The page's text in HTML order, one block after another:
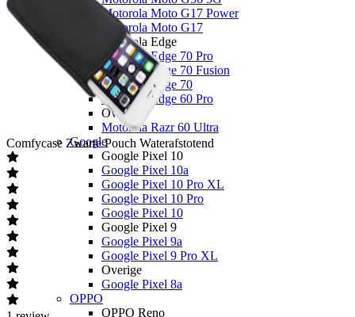
Motorola Moto G17 Power
Motorola Moto G17
Motorola Edge
Motorola Edge 70 Pro
Motorola Edge 70 Fusion
Motorola Edge 70
Motorola Edge 60 Pro
Overige
Motorola Razr 60 Ultra
Google
Google Pixel 10
Google Pixel 10a
Google Pixel 10 Pro XL
Google Pixel 10 Pro
Google Pixel 10
Google Pixel 9
Google Pixel 9a
Google Pixel 9 Pro XL
Overige
Google Pixel 8a
OPPO
OPPO Reno
Comfycase Zwarte Pouch Waterafstotend